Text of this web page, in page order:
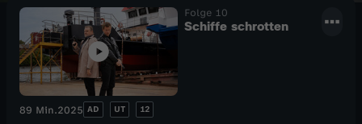
Folge 10
Schiffe schrotten
89 Min.2025 AD UT 12